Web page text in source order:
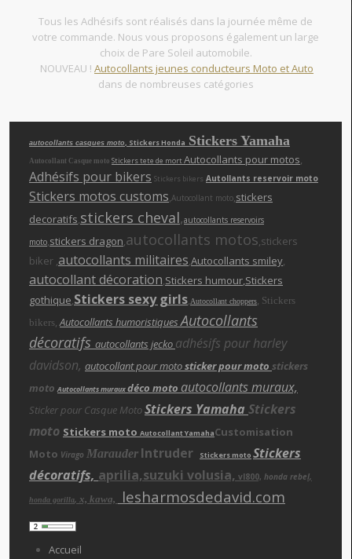
Tous les Adhésifs sont réalisés dans la journée même de
votre commande. Nous vous proposons également un large
choix de Pare Soleil automobile.
NOUVEAU ! Autocollants jeunes conducteurs Moto et Auto
dans de nombreuses catégories
autocollants casques moto, Stickers Honda Stickers Yamaha
Autocollant Casque moto Stickers tete de mortAutocollants pour motos,
Adhésifs pour bikers Stickers bikers Autollants reservoir moto
Stickers motos customs,Autocollant moto,stickers
decoratifs,stickers cheval,autocollants reservoirs
moto,stickers dragon,autocollants motos,stickers
biker ,autocollants militaires,Autocollants smiley,
autocollant décoration,Stickers humour,Stickers
gothique,Stickers sexy girls,Autocollant choppers, Stickers
bikers,Autocollants humoristiquesAutocollants
décoratifs autocollants jecko adhésifs pour harley
davidson, autocollant pour motosticker pour moto stickers
motoAutocollants murauxdéco moto autocollants muraux,
Sticker pour Casque MotoStickers Yamaha Stickers
moto Stickers moto Autocollant YamahaCustomisation
Moto Virago Marauder Intruder Stickers moto Stickers
décoratifs, aprilia,suzuki volusia, vl800, honda rebel,
honda gorilla, x, kawa, lesharmosdedavid.com
Accueil